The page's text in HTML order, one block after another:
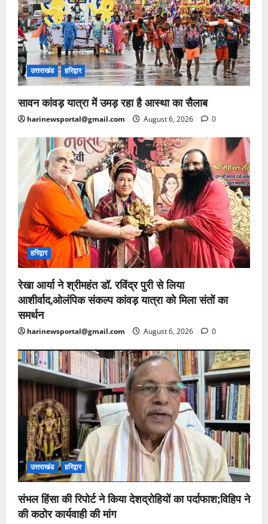
उत्तराखंड हरिद्वार
सावन कांवड़ यात्रा में उमड़ रहा है आस्था का सैलाब
harinewsportal@gmail.com August 6, 2026 0
हरिद्वार
रेखा आर्या ने श्रीमहंत डॉ. रविंद्र पुरी से लिया
आशीर्वाद,ओलंपिक संकल्प कांवड़ यात्रा को मिला संतों का
समर्थन
harinewsportal@gmail.com August 6, 2026 0
उत्तराखंड हरिद्वार
संभल हिंसा की रिपोर्ट ने किया देशद्रोहियों का पर्दाफाश;विहिप ने
की कठोर कार्यवाही की मांग